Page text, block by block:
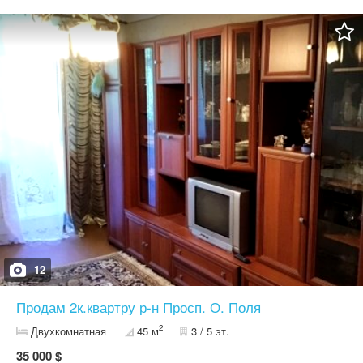
електро.проводки, труби, вікна. Водонагрівач (бойлер). Душова
кабіна. Залишається усе крім стола та телевізора. З усих більш
детальних питань прошу дзвонити на вказаний номер. На
повідомлення можу не відповісти вчасно
12
Продам 2к.квартру р-н Просп. О. Поля
Двухкомнатная 45 м2 3 / 5 эт.
35 000 $